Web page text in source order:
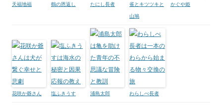
天福地福 鶴の恩返し たにし長者
雀とキツツキと
山鳩
かぐや姫
花咲か爺さん 塩ふきうす 浦島太郎 わらしべ長者